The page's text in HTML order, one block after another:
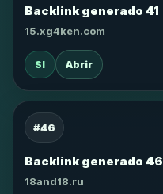
Backlink generado 41
15.xg4ken.com
SI Abrir
#46
Backlink generado 46
18and18.ru